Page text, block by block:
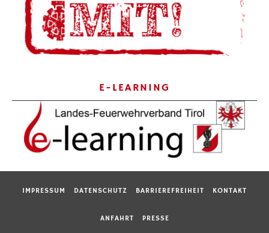
E-LEARNING
IMPRESSUM DATENSCHUTZ BARRIEREFREIHEIT KONTAKT
ANFAHRT PRESSE